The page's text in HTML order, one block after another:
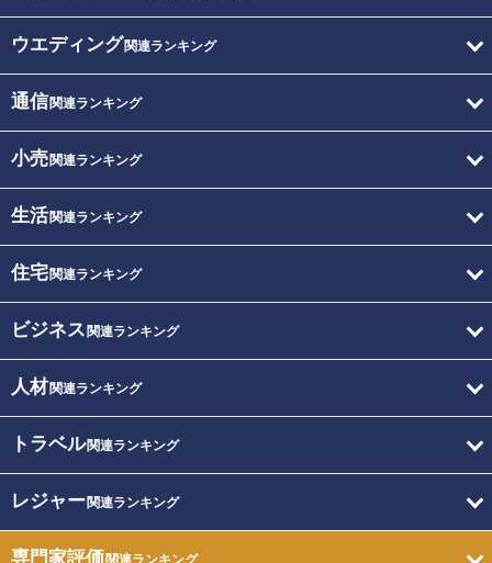
ウエディング関連ランキング
通信関連ランキング
小売関連ランキング
生活関連ランキング
住宅関連ランキング
ビジネス 関連ランキング
人材関連ランキング
トラベル関連ランキング
レジャー関連ランキング
専門家評価